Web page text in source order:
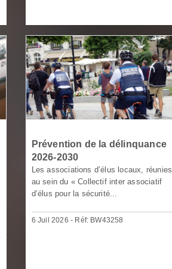
Prévention de la délinquance
2026-2030
Les associations d’élus locaux, réunies
au sein du « Collectif inter associatif
d’élus pour la sécurité...
6 Juil 2026 - Réf: BW43258